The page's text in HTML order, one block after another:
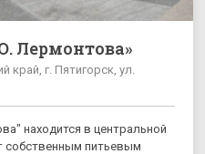
Лермонтова»
край, г. Пятигорск, ул.
находится в центральной
собственным питьевым